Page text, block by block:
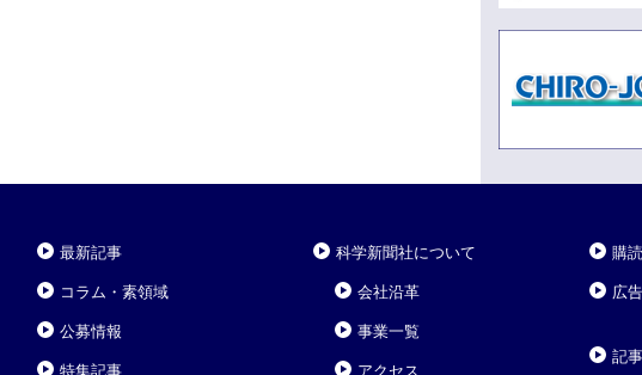
最新記事
コラム・素領域
公募情報
特集記事
科学新聞社について
会社沿革
事業一覧
アクセス
購
広
記